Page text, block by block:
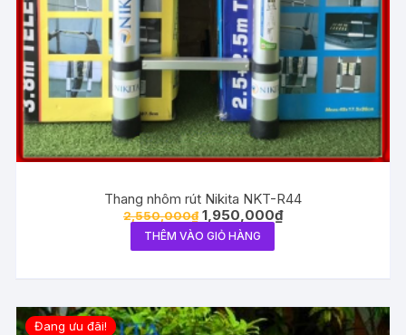
Thang nhôm rút Nikita NKT-R44
2,550,000₫ 1,950,000₫
THÊM VÀO GIỎ HÀNG
Đang ưu đãi!